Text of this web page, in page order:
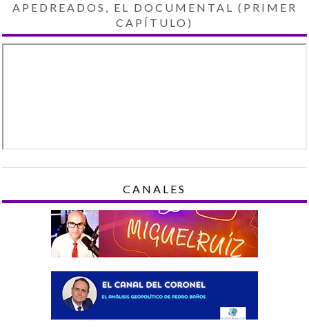
APEDREADOS, EL DOCUMENTAL (PRIMER
CAPÍTULO)
CANALES